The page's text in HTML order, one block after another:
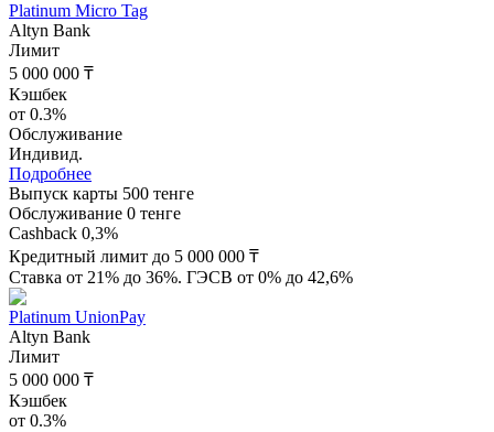
Platinum Micro Tag
Altyn Bank
Лимит
5 000 000 ₸
Кэшбек
от 0.3%
Обслуживание
Индивид.
Подробнее
Выпуск карты 500 тенге
Обслуживание 0 тенге
Cashback 0,3%
Кредитный лимит до 5 000 000 ₸
Ставка от 21% до 36%. ГЭСВ от 0% до 42,6%
Platinum UnionPay
Altyn Bank
Лимит
5 000 000 ₸
Кэшбек
от 0.3%